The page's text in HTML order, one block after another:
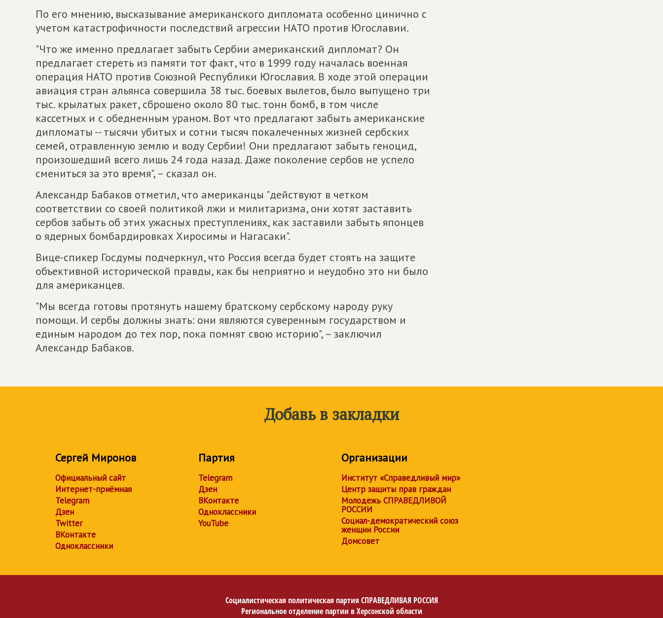
По его мнению, высказывание американского дипломата особенно цинично с
учетом катастрофичности последствий агрессии НАТО против Югославии.
"Что же именно предлагает забыть Сербии американский дипломат? Он
предлагает стереть из памяти тот факт, что в 1999 году началась военная
операция НАТО против Союзной Республики Югославия. В ходе этой операции
авиация стран альянса совершила 38 тыс. боевых вылетов, было выпущено три
тыс. крылатых ракет, сброшено около 80 тыс. тонн бомб, в том числе
кассетных и с обедненным ураном. Вот что предлагают забыть американские
дипломаты -- тысячи убитых и сотни тысяч покалеченных жизней сербских
семей, отравленную землю и воду Сербии! Они предлагают забыть геноцид,
произошедший всего лишь 24 года назад. Даже поколение сербов не успело
смениться за это время", – сказал он.
Александр Бабаков отметил, что американцы "действуют в четком
соответствии со своей политикой лжи и милитаризма, они хотят заставить
сербов забыть об этих ужасных преступлениях, как заставили забыть японцев
о ядерных бомбардировках Хиросимы и Нагасаки".
Вице-спикер Госдумы подчеркнул, что Россия всегда будет стоять на защите
объективной исторической правды, как бы неприятно и неудобно это ни было
для американцев.
"Мы всегда готовы протянуть нашему братскому сербскому народу руку
помощи. И сербы должны знать: они являются суверенным государством и
единым народом до тех пор, пока помнят свою историю", – заключил
Александр Бабаков.
Добавь в закладки
Сергей Миронов
Официальный сайт
Интернет-приёмная
Telegram
Дзен
Twitter
ВКонтакте
Одноклассники
Партия
Telegram
Дзен
ВКонтакте
Одноклассники
YouTube
Организации
Институт «Справедливый мир»
Центр защиты прав граждан
Молодежь СПРАВЕДЛИВОЙ
РОССИИ
Социал-демократический союз
женщин России
Домсовет
Социалистическая политическая партия СПРАВЕДЛИВАЯ РОССИЯ
Региональное отделение партии в Херсонской области